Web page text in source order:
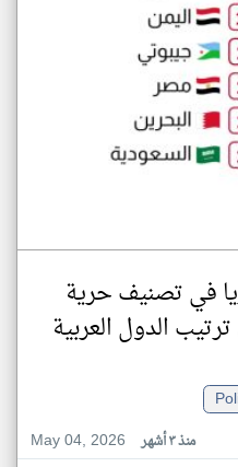
في تصنيف حرية
الدول العربية
May 04, 2026
منذ ٣ أشهر